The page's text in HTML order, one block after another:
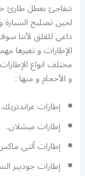
نتفاجئ بعطل طارئ
لحين تصليح السيارة
داعي للقلق لأننا
الإطارات و تغيرها
مختلف انواع
و الأحجام و منها :
إطارات غراندتريك.
إطارات ميشلان.
إطارات ألتي
إطارات جوديير